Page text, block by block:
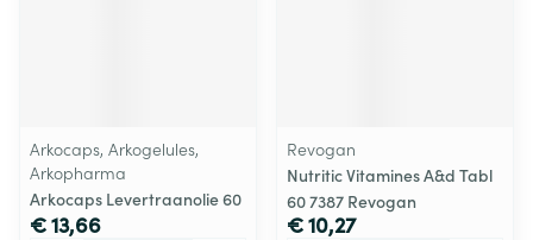
Arkocaps, Arkogelules,
Arkopharma
Arkocaps Levertraanolie 60
€ 13,66
Revogan
Nutritic Vitamines A&d Tabl
60 7387 Revogan
€ 10,27